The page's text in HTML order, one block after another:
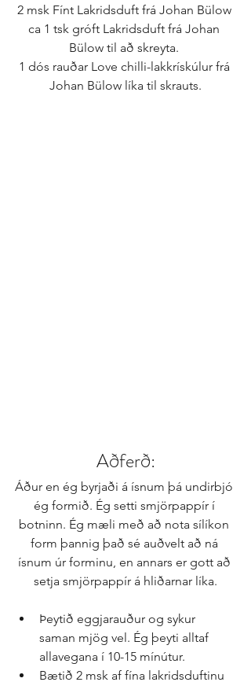
2 msk Fínt Lakridsduft frá Johan Bülow
ca 1 tsk gróft Lakridsduft frá Johan
Bülow til að skreyta.
1 dós rauðar Love chilli-lakkrískúlur frá
Johan Bülow líka til skrauts.
Aðferð:
Áður en ég byrjaði á ísnum þá undirbjó
ég formið. Ég setti smjörpappír í
botninn. Ég mæli með að nota sílíkon
form þannig það sé auðvelt að ná
ísnum úr forminu, en annars er gott að
setja smjörpappír á hliðarnar líka.
Þeytið eggjarauður og sykur
saman mjög vel. Ég þeyti alltaf
allavegana í 10-15 mínútur.
Bætið 2 msk af fína lakridsduftinu